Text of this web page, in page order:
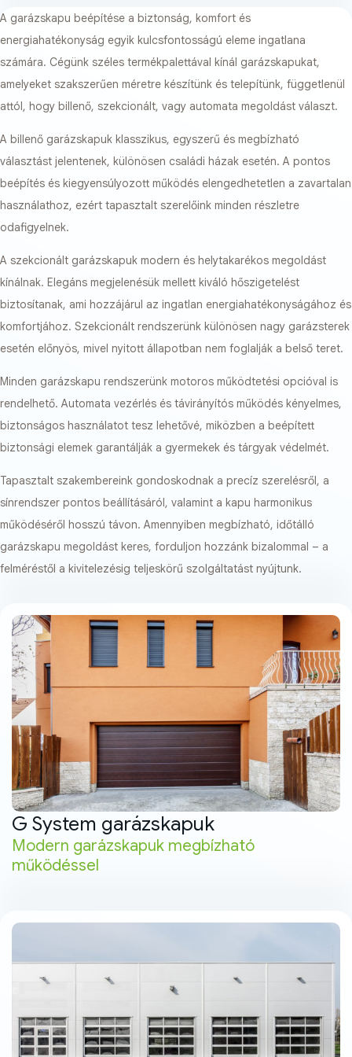
A garázskapu beépítése a biztonság, komfort és
energiahatékonyság egyik kulcsfontosságú eleme ingatlana
számára. Cégünk széles termékpalettával kínál garázskapukat,
amelyeket szakszerűen méretre készítünk és telepítünk, függetlenül
attól, hogy billenő, szekcionált, vagy automata megoldást választ.
A billenő garázskapuk klasszikus, egyszerű és megbízható
választást jelentenek, különösen családi házak esetén. A pontos
beépítés és kiegyensúlyozott működés elengedhetetlen a zavartalan
használathoz, ezért tapasztalt szerelőink minden részletre
odafigyelnek.
A szekcionált garázskapuk modern és helytakarékos megoldást
kínálnak. Elegáns megjelenésük mellett kiváló hőszigetelést
biztosítanak, ami hozzájárul az ingatlan energiahatékonyságához és
komfortjához. Szekcionált rendszerünk különösen nagy garázsterek
esetén előnyös, mivel nyitott állapotban nem foglalják a belső teret.
Minden garázskapu rendszerünk motoros működtetési opcióval is
rendelhető. Automata vezérlés és távirányítós működés kényelmes,
biztonságos használatot tesz lehetővé, miközben a beépített
biztonsági elemek garantálják a gyermekek és tárgyak védelmét.
Tapasztalt szakembereink gondoskodnak a precíz szerelésről, a
sínrendszer pontos beállításáról, valamint a kapu harmonikus
működéséről hosszú távon. Amennyiben megbízható, időtálló
garázskapu megoldást keres, forduljon hozzánk bizalommal – a
felméréstől a kivitelezésig teljeskörű szolgáltatást nyújtunk.
G System garázskapuk
Modern garázskapuk megbízható
működéssel